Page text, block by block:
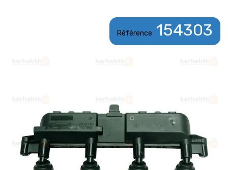
Référence 154303